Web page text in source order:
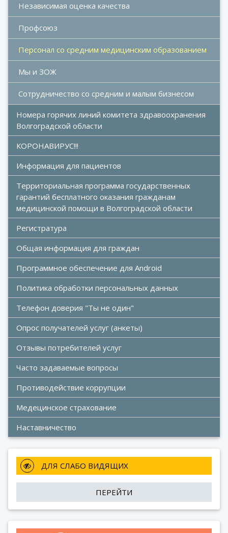
Независимая оценка качества
Профсоюз
Персонал со средним медицинским образованием
Мы и ЗОЖ
Сотрудничество со средним и малым бизнесом
Номера горячих линий комитета здравоохранения
Волгоградской области
КОРОНАВИРУС!!!
Информация для пациентов
Территориальная программа государственных
гарантий бесплатного оказания гражданам
медицинской помощи в Волгоградской области
Регистратура
Общая информация для граждан
Программное обеспечение для Android
Политика обработки персональных данных
Телефон доверия "Ты не один"
Опрос получателей услуг (анкеты)
Отзывы потребителей услуг
Часто задаваемые вопросы
Противодействие коррупции
Медецинское страхование
Наставничество
ДЛЯ СЛАБО ВИДЯЩИХ
ПЕРЕЙТИ